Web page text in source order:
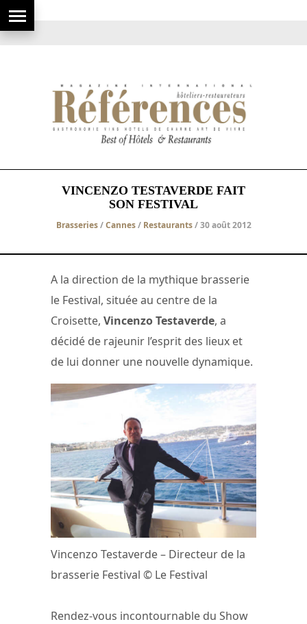
VINCENZO TESTAVERDE FAIT
SON FESTIVAL
Brasseries/Cannes/ Restaurants/ 30 août 2012
A la direction de la mythique brasserie
le Festival, située au centre de la
Croisette, Vincenzo Testaverde, a
décidé de rajeunir l’esprit des lieux et
de lui donner une nouvelle dynamique.
Vincenzo Testaverde – Directeur de la
brasserie Festival © Le Festival
Rendez-vous incontournable du Show